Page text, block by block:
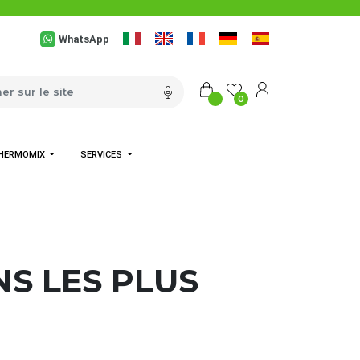
WhatsApp
0
SERVICES
LES PLUS